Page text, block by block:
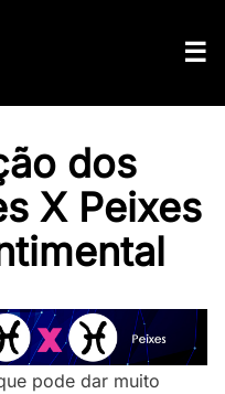
dos
X Peixes
pode dar muito